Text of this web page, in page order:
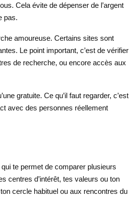
Cela évite de dépenser de l’argent
pas.
amoureuse. Certains sites sont
Le point important, c’est de vérifier
de recherche, ou encore accès aux
gratuite. Ce qu’il faut regarder, c’est
avec des personnes réellement
te permet de comparer plusieurs
centres d’intérêt, tes valeurs ou ton
cercle habituel ou aux rencontres du